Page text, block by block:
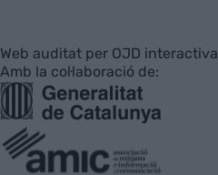
Web auditat per OJD interactiva
Amb la col·laboració de: